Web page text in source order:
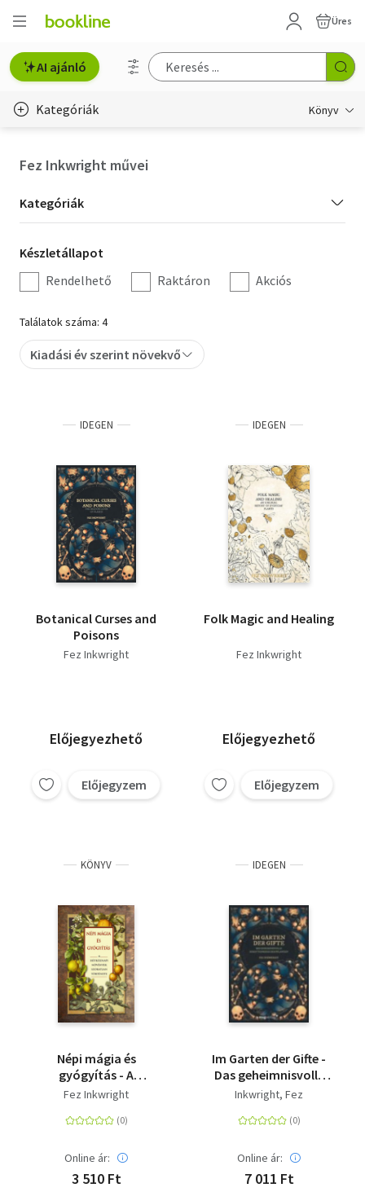
Üres
AI ajánló
Kategóriák Könyv
Hobbi, szabadidő
Irodalom
Művészet
Szakkönyv
Tankönyv, segédkönyv
Társadalomtudomány
Természettudomány
Történelem
Fez Inkwright művei
Kategória
szűrés
Kategóriák
Készletállapot
szűrés
Készletállapot
Rendelhető
Raktáron Akciós
Találatok száma: 4
Kiadási év szerint növekvő
IDEGEN
Botanical Curses and
Poisons
Fez Inkwright
Előjegyezhető
Előjegyzem
IDEGEN
Folk Magic and Healing
Fez Inkwright
Előjegyezhető
Előjegyzem
KÖNYV
Népi mágia és
gyógyítás - A
hétköznapi növények
Fez Inkwright
Online ár:
3 510 Ft
IDEGEN
Im Garten der Gifte -
Das geheimnisvolle
Schattenreich der
zauberhaften und
Illustrationen der
Autorin
Inkwright, Fez
Online ár:
7 011 Ft